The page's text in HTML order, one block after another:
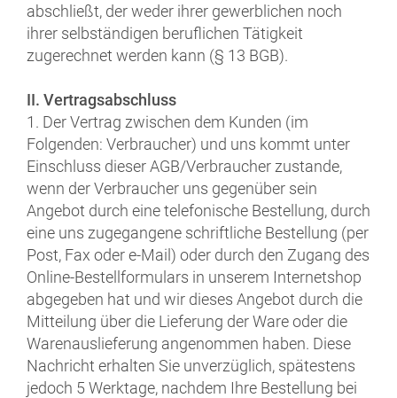
abschließt, der weder ihrer gewerblichen noch
ihrer selbständigen beruflichen Tätigkeit
zugerechnet werden kann (§ 13 BGB).
II. Vertragsabschluss
1. Der Vertrag zwischen dem Kunden (im
Folgenden: Verbraucher) und uns kommt unter
Einschluss dieser AGB/Verbraucher zustande,
wenn der Verbraucher uns gegenüber sein
Angebot durch eine telefonische Bestellung, durch
eine uns zugegangene schriftliche Bestellung (per
Post, Fax oder e-Mail) oder durch den Zugang des
Online-Bestellformulars in unserem Internetshop
abgegeben hat und wir dieses Angebot durch die
Mitteilung über die Lieferung der Ware oder die
Warenauslieferung angenommen haben. Diese
Nachricht erhalten Sie unverzüglich, spätestens
jedoch 5 Werktage, nachdem Ihre Bestellung bei